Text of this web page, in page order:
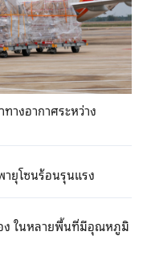
างอากาศระหว่าง
ายุโซนร้อนรุนแรง
ง ในหลายพื้นที่มีอุณหภูมิ